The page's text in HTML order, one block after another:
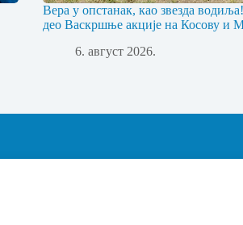
Вера у опстанак, као звезда
део Васкршње акције на Косову и
6. август 2026.